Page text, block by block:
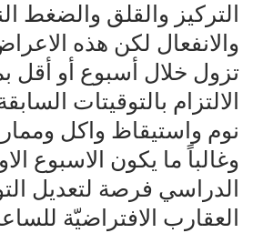
التركيز والقلق والضغط
والانفعال لكن هذه
تزول خلال أسبوع أو أقل
الالتزام بالتوقيتات
نوم واستيقاظ واكل
وغالباً ما يكون الاسبوع
الدراسي فرصة لتعديل
العقارب الافتراضيّة